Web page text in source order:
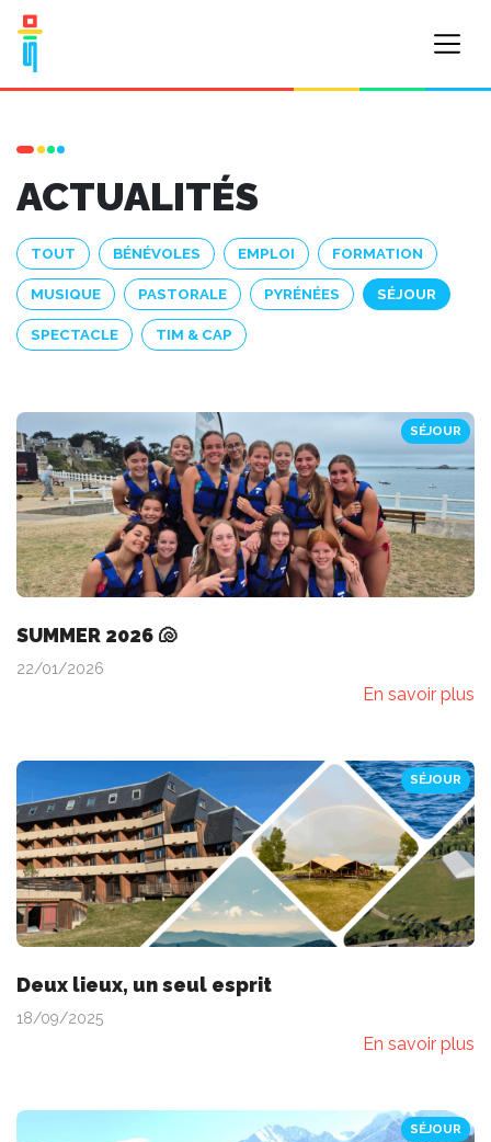
ACTUALITÉS
TOUT BÉNÉVOLES EMPLOI FORMATION
MUSIQUE PASTORALE PYRÉNÉES SÉJOUR
SPECTACLE TIM & CAP
SÉJOUR
SUMMER 2026 🐚
22/01/2026
En savoir plus
SÉJOUR
Deux lieux, un seul esprit
18/09/2025
En savoir plus
SÉJOUR